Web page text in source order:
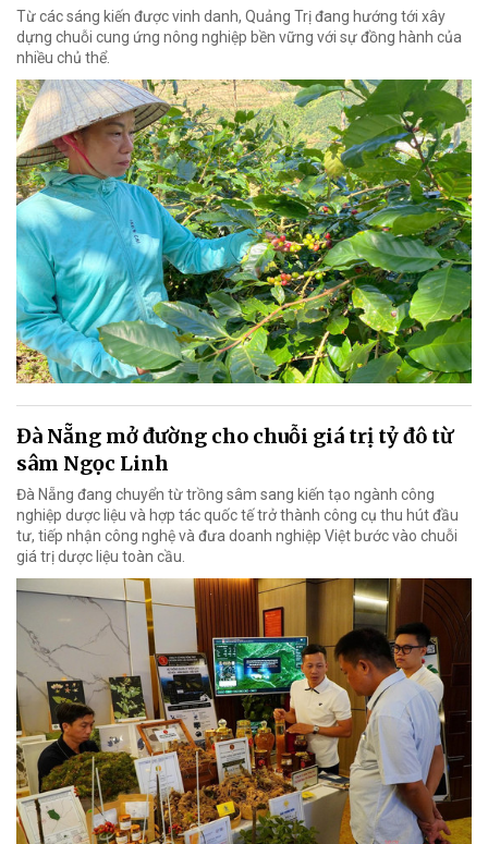
Từ các sáng kiến được vinh danh, Quảng Trị đang hướng tới xây
dựng chuỗi cung ứng nông nghiệp bền vững với sự đồng hành của
nhiều chủ thể.
Đà Nẵng mở đường cho chuỗi giá trị tỷ đô từ
sâm Ngọc Linh
Đà Nẵng đang chuyển từ trồng sâm sang kiến tạo ngành công
nghiệp dược liệu và hợp tác quốc tế trở thành công cụ thu hút đầu
tư, tiếp nhận công nghệ và đưa doanh nghiệp Việt bước vào chuỗi
giá trị dược liệu toàn cầu.